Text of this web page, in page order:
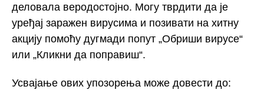
деловала веродостојно. Могу тврдити да је
уређај заражен вирусима и позивати на хитну
акцију помоћу дугмади попут „Обриши вирусе“
или „Кликни да поправиш“.
Усвајање ових упозорења може довести до: